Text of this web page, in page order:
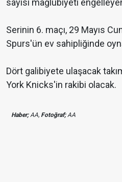
sayısı mağlubiyeti
Serinin 6. maçı, 29 Mayıs
Spurs'ün ev sahipliğinde
Dört galibiyete ulaşacak
York Knicks'in rakibi olacak.
Haber;AA, Fotoğraf;AA